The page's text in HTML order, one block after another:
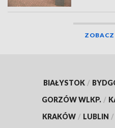
ZOBACZ
BIAŁYSTOK /
GORZÓW WLKP. /
KRAKÓW / LUBLIN /